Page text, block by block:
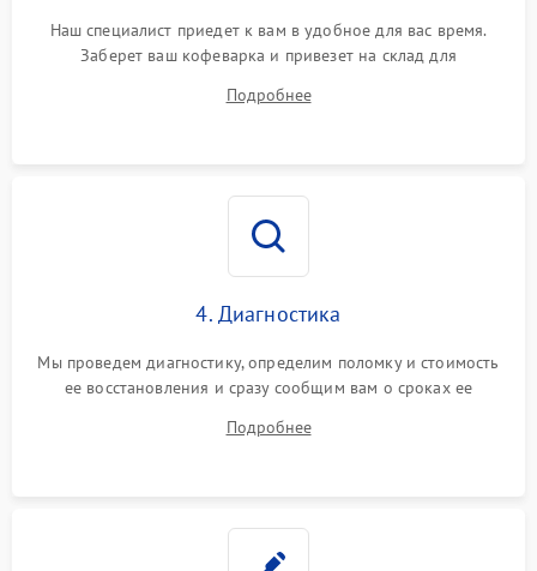
Наш специалист приедет к вам в удобное для вас время.
Заберет ваш кофеварка и привезет на склад для
Подробнее
4. Диагностика
Мы проведем диагностику, определим поломку и стоимость
ее восстановления и сразу сообщим вам о сроках ее
Подробнее